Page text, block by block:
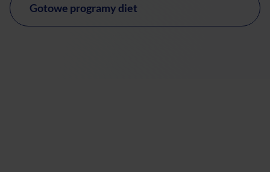
Gotowe programy diet